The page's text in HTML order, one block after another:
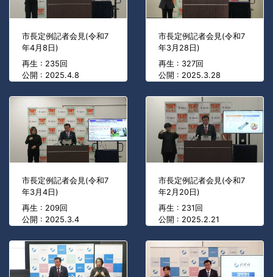
市長定例記者会見(令和7
年4月8日)
再生 : 235回
公開 : 2025.4.8
市長定例記者会見(令和7
年3月28日)
再生 : 327回
公開 : 2025.3.28
市長定例記者会見(令和7
年3月4日)
再生 : 209回
公開 : 2025.3.4
市長定例記者会見(令和7
年2月20日)
再生 : 231回
公開 : 2025.2.21